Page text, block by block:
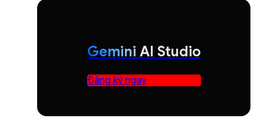
Gemini AI Studio
Đăng ký ngay